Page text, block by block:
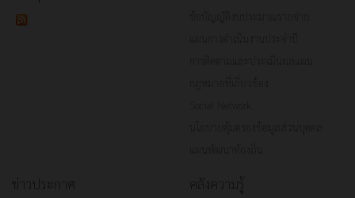
ข่าวประกาศ คลังความรู้